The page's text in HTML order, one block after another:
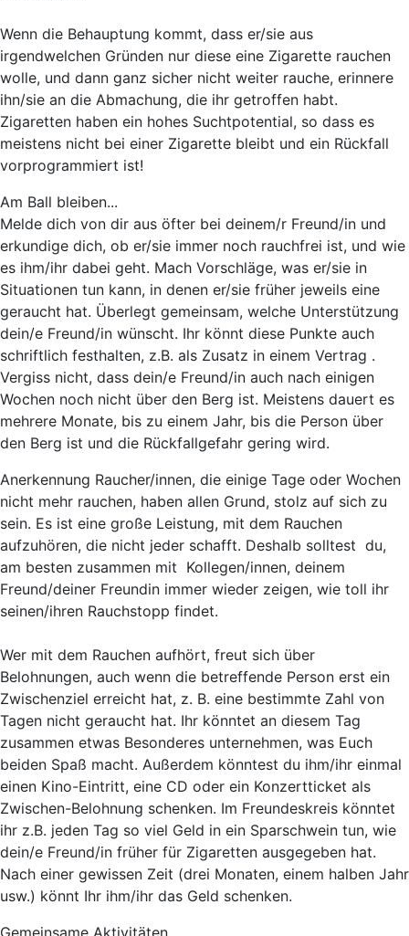
Wenn die Behauptung kommt, dass er/sie aus
irgendwelchen Gründen nur diese eine Zigarette rauchen
wolle, und dann ganz sicher nicht weiter rauche, erinnere
ihn/sie an die Abmachung, die ihr getroffen habt.
Zigaretten haben ein hohes Suchtpotential, so dass es
meistens nicht bei einer Zigarette bleibt und ein Rückfall
vorprogrammiert ist!
Am Ball bleiben...
Melde dich von dir aus öfter bei deinem/r Freund/in und
erkundige dich, ob er/sie immer noch rauchfrei ist, und wie
es ihm/ihr dabei geht. Mach Vorschläge, was er/sie in
Situationen tun kann, in denen er/sie früher jeweils eine
geraucht hat. Überlegt gemeinsam, welche Unterstützung
dein/e Freund/in wünscht. Ihr könnt diese Punkte auch
schriftlich festhalten, z.B. als Zusatz in einem Vertrag .
Vergiss nicht, dass dein/e Freund/in auch nach einigen
Wochen noch nicht über den Berg ist. Meistens dauert es
mehrere Monate, bis zu einem Jahr, bis die Person über
den Berg ist und die Rückfallgefahr gering wird.
Anerkennung Raucher/innen, die einige Tage oder Wochen
nicht mehr rauchen, haben allen Grund, stolz auf sich zu
sein. Es ist eine große Leistung, mit dem Rauchen
aufzuhören, die nicht jeder schafft. Deshalb solltest du,
am besten zusammen mit Kollegen/innen, deinem
Freund/deiner Freundin immer wieder zeigen, wie toll ihr
seinen/ihren Rauchstopp findet.
Wer mit dem Rauchen aufhört, freut sich über
Belohnungen, auch wenn die betreffende Person erst ein
Zwischenziel erreicht hat, z. B. eine bestimmte Zahl von
Tagen nicht geraucht hat. Ihr könntet an diesem Tag
zusammen etwas Besonderes unternehmen, was Euch
beiden Spaß macht. Außerdem könntest du ihm/ihr einmal
einen Kino-Eintritt, eine CD oder ein Konzertticket als
Zwischen-Belohnung schenken. Im Freundeskreis könntet
ihr z.B. jeden Tag so viel Geld in ein Sparschwein tun, wie
dein/e Freund/in früher für Zigaretten ausgegeben hat.
Nach einer gewissen Zeit (drei Monaten, einem halben Jahr
usw.) könnt Ihr ihm/ihr das Geld schenken.
Gemeinsame Aktivitäten